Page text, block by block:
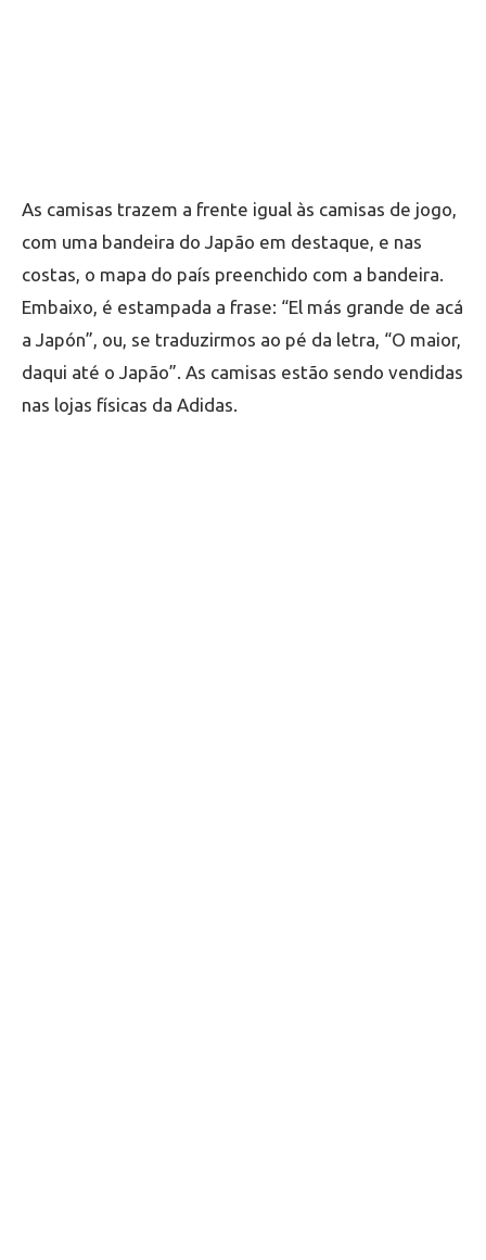
As camisas trazem a frente igual às camisas de jogo,
com uma bandeira do Japão em destaque, e nas
costas, o mapa do país preenchido com a bandeira.
Embaixo, é estampada a frase: “El más grande de acá
a Japón”, ou, se traduzirmos ao pé da letra, “O maior,
daqui até o Japão”. As camisas estão sendo vendidas
nas lojas físicas da Adidas.